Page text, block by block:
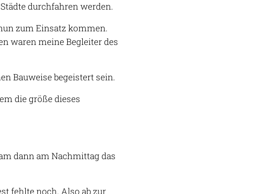
durchfahren werden.
zum Einsatz kommen.
waren meine Begleiter des
Bauweise begeistert sein.
die größe dieses
dann am Nachmittag das
fehlte noch. Also ab zur